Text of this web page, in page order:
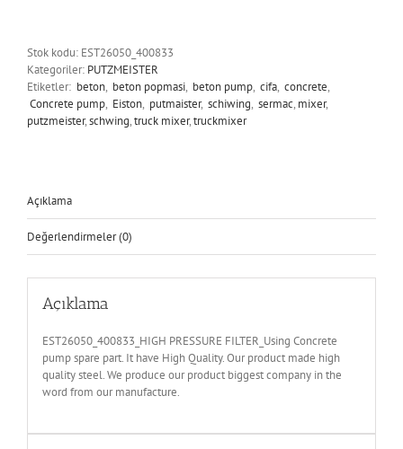
Stok kodu: EST26050_400833
Kategoriler: PUTZMEISTER
Etiketler: beton, beton popmasi, beton pump, cifa, concrete,
Concrete pump, Eiston, putmaister, schiwing, sermac, mixer,
putzmeister,schwing,truck mixer,truckmixer
Açıklama
Değerlendirmeler (0)
Açıklama
EST26050_400833_HIGH PRESSURE FILTER_Using Concrete
pump spare part. It have High Quality. Our product made high
quality steel. We produce our product biggest company in the
word from our manufacture.